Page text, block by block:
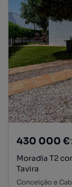
430 000 €
Moradia T2
Tavira
Conceição e